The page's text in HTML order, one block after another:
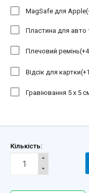
MagSafe для
Пластина для авто
Плечовий ремінь(+
Відсік для картки(+
Гравіювання 5 х 5
Кількість: